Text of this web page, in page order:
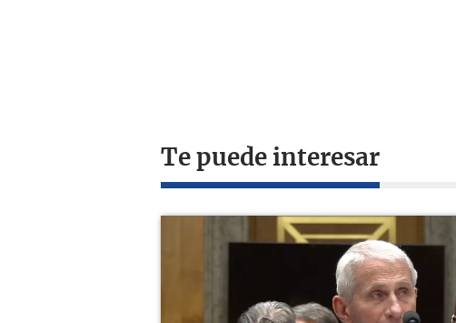
Te puede interesar